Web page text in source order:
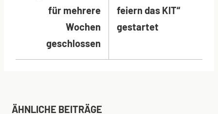
für mehrere
Wochen
geschlossen
feiern das KIT“
gestartet
ÄHNLICHE BEITRÄGE